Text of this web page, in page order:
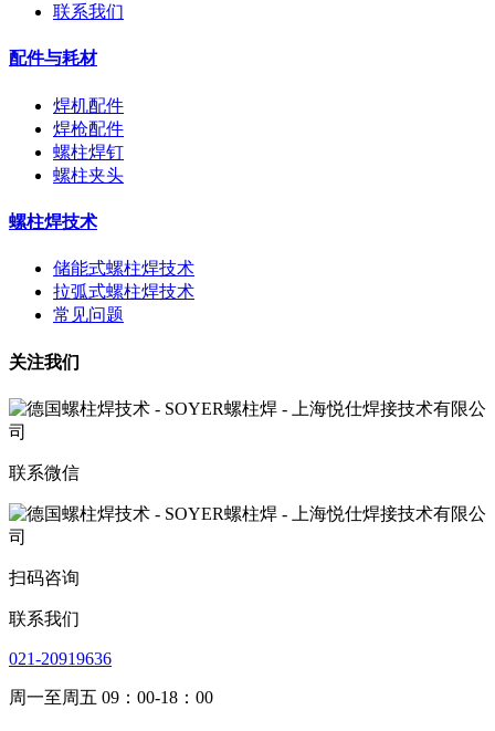
联系我们
配件与耗材
焊机配件
焊枪配件
螺柱焊钉
螺柱夹头
螺柱焊技术
储能式螺柱焊技术
拉弧式螺柱焊技术
常见问题
关注我们
联系微信
扫码咨询
联系我们
021-20919636
周一至周五 09：00-18：00